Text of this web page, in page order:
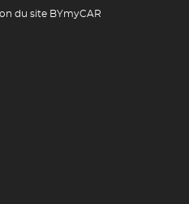
du site BYmyCAR